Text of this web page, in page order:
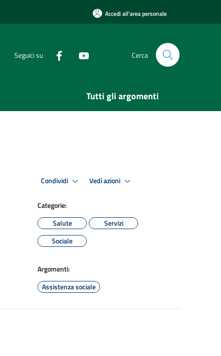
Accedi all'area personale
Seguici su Cerca
Tutti gli argomenti
Condividi Vedi azioni
Categorie:
Salute
Servizi
Sociale
Argomenti:
Assistenza sociale